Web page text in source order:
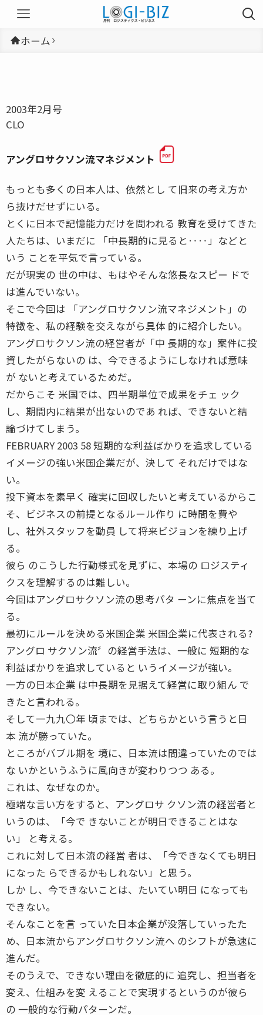
ホーム
2003年2月号
CLO
アングロサクソン流マネジメント
もっとも多くの日本人は、依然とし て旧来の考え方か
ら抜けだせずにいる。
とくに日本で記憶能力だけを問われる 教育を受けてきた
人たちは、いまだに 「中長期的に見ると‥‥」などと
いう ことを平気で言っている。
だが現実の 世の中は、もはやそんな悠長なスピー ドで
は進んでいない。
そこで今回は 「アングロサクソン流マネジメント」の
特徴を、私の経験を交えながら具体 的に紹介したい。
アングロサクソン流の経営者が「中 長期的な」案件に投
資したがらないの は、今できるようにしなければ意味
が ないと考えているためだ。
だからこそ 米国では、四半期単位で成果をチェ ック
し、期間内に結果が出ないのであ れば、できないと結
論づけてしまう。
FEBRUARY 2003 58 短期的な利益ばかりを追求している
イメージの強い米国企業だが、決して それだけではな
い。
投下資本を素早く 確実に回収したいと考えているからこ
そ、ビジネスの前提となるルール作り に時間を費や
し、社外スタッフを動員 して将来ビジョンを練り上げ
る。
彼ら のこうした行動様式を見ずに、本場の ロジスティ
クスを理解するのは難しい。
今回はアングロサクソン流の思考パタ ーンに焦点を当て
る。
最初にルールを決める米国企業 米国企業に代表される?
アングロ サクソン流〞の経営手法は、一般に 短期的な
利益ばかりを追求していると いうイメージが強い。
一方の日本企業 は中長期を見据えて経営に取り組ん で
きたと言われる。
そして一九九〇年 頃までは、どちらかという言うと日
本 流が勝っていた。
ところがバブル期を 境に、日本流は間違っていたのでは
な いかというふうに風向きが変わりつつ ある。
これは、なぜなのか。
極端な言い方をすると、アングロサ クソン流の経営者と
いうのは、「今で きないことが明日できることはな
い」 と考える。
これに対して日本流の経営 者は、「今できなくても明日
になった らできるかもしれない」と思う。
しか し、今できないことは、たいてい明日 になっても
できない。
そんなことを言 っていた日本企業が没落していったた
め、日本流からアングロサクソン流へ のシフトが急速に
進んだ。
そのうえで、できない理由を徹底的に 追究し、担当者を
変え、仕組みを変 えることで実現するというのが彼ら
の 一般的な行動パターンだ。